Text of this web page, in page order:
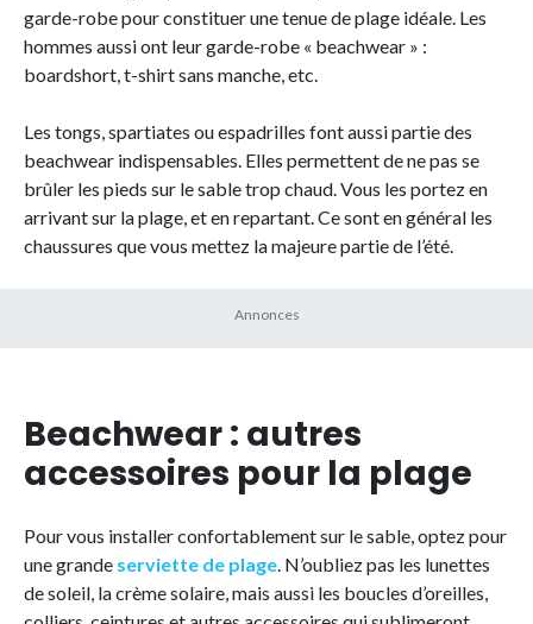
garde-robe pour constituer une tenue de plage idéale. Les
hommes aussi ont leur garde-robe « beachwear » :
boardshort, t-shirt sans manche, etc.
Les tongs, spartiates ou espadrilles font aussi partie des
beachwear indispensables. Elles permettent de ne pas se
brûler les pieds sur le sable trop chaud. Vous les portez en
arrivant sur la plage, et en repartant. Ce sont en général les
chaussures que vous mettez la majeure partie de l’été.
Beachwear : autres
accessoires pour la plage
Pour vous installer confortablement sur le sable, optez pour
une grande serviette de plage. N’oubliez pas les lunettes
de soleil, la crème solaire, mais aussi les boucles d’oreilles,